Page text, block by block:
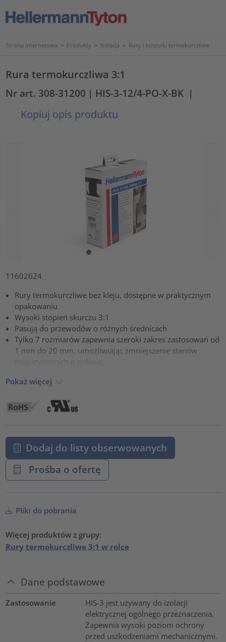
Strona internetowa > Produkty > Izolacja > Rury i koszulki termokurczliwe
Rura termokurczliwa 3:1
Nr art. 308-31200 | HIS-3-12/4-PO-X-BK |
Kopiuj opis produktu
11602624
Rury termokurczliwe bez kleju, dostępne w praktycznym
opakowaniu
Wysoki stopień skurczu 3:1
Pasują do przewodów o różnych średnicach
Tylko 7 rozmiarów zapewnia szeroki zakres zastosowań od
1 mm do 20 mm, umożliwiając zmniejszenie stanów
Pokaż więcej
Dodaj do listy obserwowanych
Prośba o ofertę
Pliki do pobrania
Więcej produktów z grupy:
Rury termokurczliwe 3:1 w rolce
Dane podstawowe
Zastosowanie
HIS-3 jest używany do izolacji
elektrycznej ogólnego przeznaczenia.
Zapewnia wysoki poziom ochrony
przed uszkodzeniami mechanicznymi.